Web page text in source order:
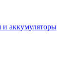
аккумуляторы